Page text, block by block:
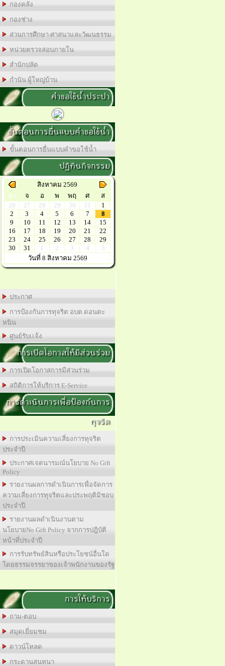
กองคลัง
กองช่าง
ส่วนการศึกษา ศาสนาและวัฒนธรรม
หน่วยตรวจสอบภายใน
สำนักปลัด
กำนัน ผู้ใหญ่บ้าน
คำขอใช้น้ำประปา
ขั้นตอนการยื่นแบบคำขอใช้น้ำ
ขั้นตอนการยื่นแบบคำขอใช้น้ำ
ปฏิทินกิจกรรม
สิงหาคม 2569
อา
จ อ พ พฤ ศ
ส
26
27 28 29 30 31
1
2
3 4 5 6 7
8
9
10 11 12 13 14
15
16
17 18 19 20 21
22
23
24 25 26 27 28
29
30
31 1 2 3 4
5
วันที่ 8 สิงหาคม 2569
ประกาศ
การป้องกันการทุจริต อบต.ดอนตะ
หนิน
ศูนย์รับเเจ้ง
การเปิดโอกาสให้มีส่วนร่วม
การเปิดโอกาสการมีส่วนร่วม
สถิติการให้บริการ E-Service
การดำเนินการเพื่อป้องกันการ
ทุจริต
การประเมินความเสี่ยงการทุจริต
ประจำปี
ประกาศเจตนารมณ์นโยบาย No Gift
Policy
รายงานผลการดำเนินการเพื่อจัดการ
ความเสี่ยงการทุจริตและประพฤติมิชอบ
ประจำปี
รายงานผลดำเนินงานตาม
นโยบายNo Gift Policy จากการปฎิบัติ
หน้าที่ประจำปี
การรับทรัพย์สินหรือประโยชน์อื่นใด
โดยธรรมจรรยาของเจ้าพนักงานของรัฐ
การให้บริการ
ถาม-ตอบ
สมุดเยี่ยมชม
ดาวน์โหลด
กระดานสนทนา